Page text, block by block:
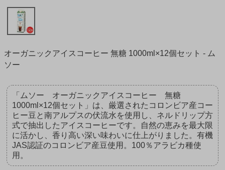
オーガニックアイスコーヒー 無糖 1000ml×12個セット - ム
ソー
「ムソー オーガニックアイスコーヒー 無糖
1000ml×12個セット」は、厳選されたコロンビア産コー
ヒー豆と南アルプスの伏流水を使用し、ネルドリップ方
式で抽出したアイスコーヒーです。自然の恵みを最大限
に活かし、香り高い深い味わいに仕上がりました。有機
JAS認証のコロンビア産豆使用。100％アラビカ種使
用。